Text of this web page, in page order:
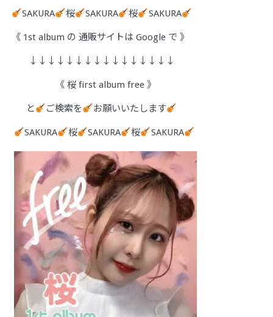
SAKURA 桜 SAKURA 桜 SAKURA
《 1st album の 通販サイトは Google で 》
↓↓↓↓↓↓↓↓↓↓↓↓↓↓↓↓
《 桜 first album free 》
と ご検索を お願いいたします
SAKURA 桜 SAKURA 桜 SAKURA